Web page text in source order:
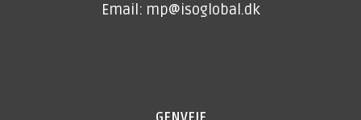
Email: mp@isoglobal.dk